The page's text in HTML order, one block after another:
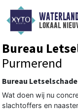
lokaal
Bureau
Purmerend
Bureau Letselschade
Wat doen wij nu
slachtoffers en